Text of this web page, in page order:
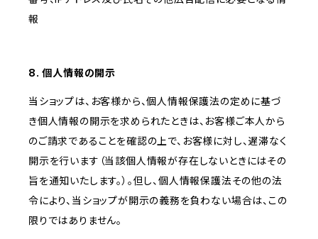
報
8. 個人情報の開示
当ショップは、お客様から、個人情報保護法の定めに基づ
き個人情報の開示を求められたときは、お客様ご本人から
のご請求であることを確認の上で、お客様に対し、遅滞なく
開示を行います（当該個人情報が存在しないときにはその
旨を通知いたします。）。但し、個人情報保護法その他の法
令により、当ショップが開示の義務を負わない場合は、この
限りではありません。